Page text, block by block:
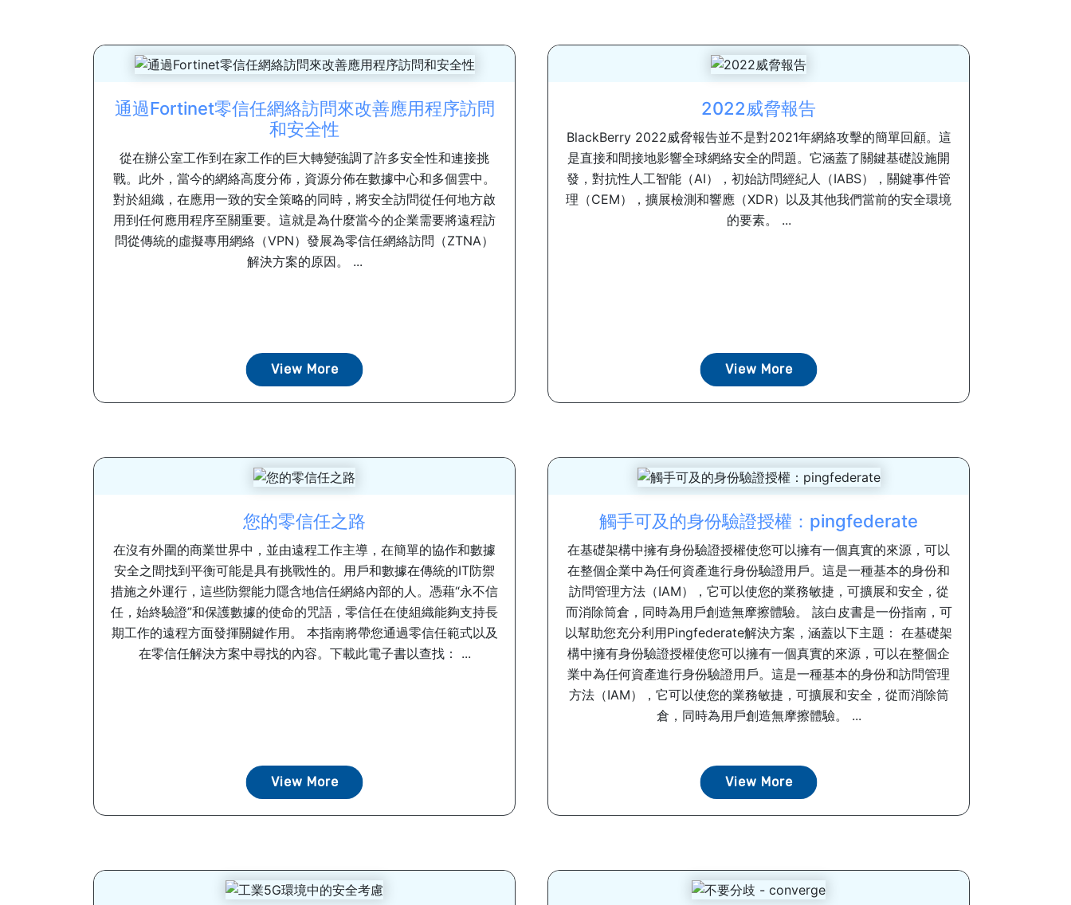
通過Fortinet零信任網絡訪問來改善應用程序訪問
和安全性
從在辦公室工作到在家工作的巨大轉變強調了許多安全性和連接挑
戰。此外，當今的網絡高度分佈，資源分佈在數據中心和多個雲中。
對於組織，在應用一致的安全策略的同時，將安全訪問從任何地方啟
用到任何應用程序至關重要。這就是為什麼當今的企業需要將遠程訪
問從傳統的虛擬專用網絡（VPN）發展為零信任網絡訪問（ZTNA）
解決方案的原因。 ...
View More
2022威脅報告
BlackBerry 2022威脅報告並不是對2021年網絡攻擊的簡單回顧。這
是直接和間接地影響全球網絡安全的問題。它涵蓋了關鍵基礎設施開
發，對抗性人工智能（AI），初始訪問經紀人（IABS），關鍵事件管
理（CEM），擴展檢測和響應（XDR）以及其他我們當前的安全環境
的要素。 ...
View More
您的零信任之路
在沒有外圍的商業世界中，並由遠程工作主導，在簡單的協作和數據
安全之間找到平衡可能是具有挑戰性的。用戶和數據在傳統的IT防禦
措施之外運行，這些防禦能力隱含地信任網絡內部的人。憑藉“永不信
任，始終驗證”和保護數據的使命的咒語，零信任在使組織能夠支持長
期工作的遠程方面發揮關鍵作用。 本指南將帶您通過零信任範式以及
在零信任解決方案中尋找的內容。下載此電子書以查找： ...
View More
觸手可及的身份驗證授權：pingfederate
在基礎架構中擁有身份驗證授權使您可以擁有一個真實的來源，可以
在整個企業中為任何資產進行身份驗證用戶。這是一種基本的身份和
訪問管理方法（IAM），它可以使您的業務敏捷，可擴展和安全，從
而消除筒倉，同時為用戶創造無摩擦體驗。 該白皮書是一份指南，可
以幫助您充分利用Pingfederate解決方案，涵蓋以下主題： 在基礎架
構中擁有身份驗證授權使您可以擁有一個真實的來源，可以在整個企
業中為任何資產進行身份驗證用戶。這是一種基本的身份和訪問管理
方法（IAM），它可以使您的業務敏捷，可擴展和安全，從而消除筒
倉，同時為用戶創造無摩擦體驗。 ...
View More